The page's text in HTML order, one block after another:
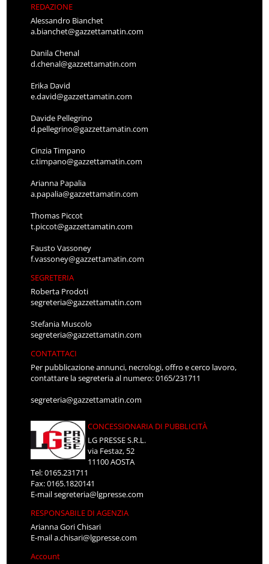
REDAZIONE
Alessandro Bianchet
a.bianchet@gazzettamatin.com
Danila Chenal
d.chenal@gazzettamatin.com
Erika David
e.david@gazzettamatin.com
Davide Pellegrino
d.pellegrino@gazzettamatin.com
Cinzia Timpano
c.timpano@gazzettamatin.com
Arianna Papalia
a.papalia@gazzettamatin.com
Thomas Piccot
t.piccot@gazzettamatin.com
Fausto Vassoney
f.vassoney@gazzettamatin.com
SEGRETERIA
Roberta Prodoti
segreteria@gazzettamatin.com
Stefania Muscolo
segreteria@gazzettamatin.com
CONTATTACI
Per pubblicazione annunci, necrologi, offro e cerco lavoro,
contattare la segreteria al numero: 0165/231711
segreteria@gazzettamatin.com
CONCESSIONARIA DI PUBBLICITÀ
LG PRESSE S.R.L.
via Festaz, 52
11100 AOSTA
Tel: 0165.231711
Fax: 0165.1820141
E-mailsegreteria@lgpresse.com
RESPONSABILE DI AGENZIA
Arianna Gori Chisari
E-maila.chisari@lgpresse.com
Account